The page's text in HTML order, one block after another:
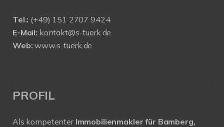
Tel.: (+49) 151 2707 9424
E-Mail: kontakt@s-tuerk.de
Web: www.s-tuerk.de
PROFIL
Als kompetenter Immobilienmakler für Bamberg,